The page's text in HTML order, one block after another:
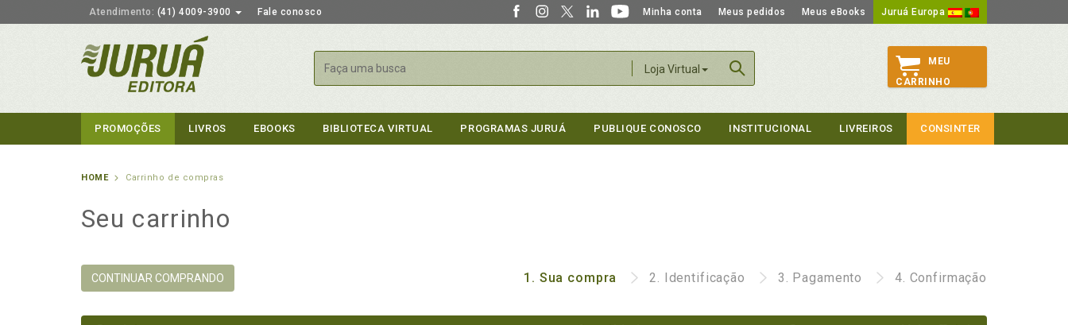
Atendimento: (41) 4009-3900 Fale conosco Minha conta Meus pedidos Meus eBooks Juruá Europa
Loja Virtual
Buscar
MEU
CARRINHO
PROMOÇÕES LIVROS EBOOKS BIBLIOTECA VIRTUAL PROGRAMAS JURUÁ PUBLIQUE CONOSCO INSTITUCIONAL LIVREIROS CONSINTER
HOME Carrinho de compras
Seu carrinho
CONTINUAR COMPRANDO 1. Sua compra 2. Identificação 3. Pagamento 4. Confirmação